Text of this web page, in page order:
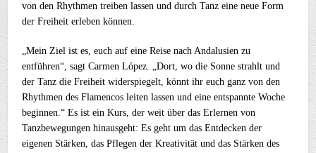
von den Rhythmen treiben lassen und durch Tanz eine neue Form
der Freiheit erleben können.
„Mein Ziel ist es, euch auf eine Reise nach Andalusien zu
entführen“, sagt Carmen López. „Dort, wo die Sonne strahlt und
der Tanz die Freiheit widerspiegelt, könnt ihr euch ganz von den
Rhythmen des Flamencos leiten lassen und eine entspannte Woche
beginnen.“ Es ist ein Kurs, der weit über das Erlernen von
Tanzbewegungen hinausgeht: Es geht um das Entdecken der
eigenen Stärken, das Pflegen der Kreativität und das Stärken des